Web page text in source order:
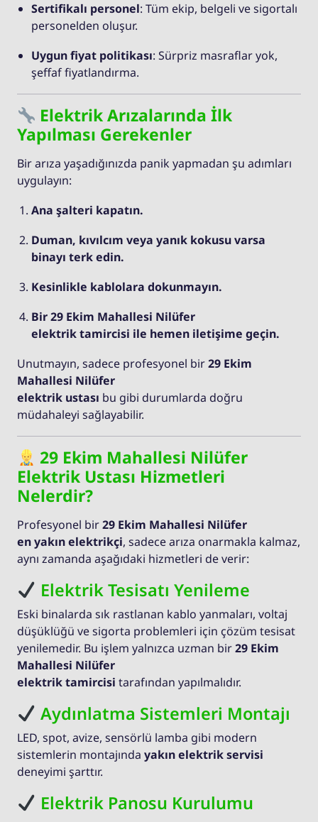
Sertifikalı personel: Tüm ekip, belgeli ve sigortalı
personelden oluşur.
Uygun fiyat politikası: Sürpriz masraflar yok,
şeffaf fiyatlandırma.
Elektrik Arızalarında İlk
Yapılması Gerekenler
Bir arıza yaşadığınızda panik yapmadan şu adımları
uygulayın:
Ana şalteri kapatın.
Duman, kıvılcım veya yanık kokusu varsa
binayı terk edin.
Kesinlikle kablolara dokunmayın.
Bir 29 Ekim Mahallesi Nilüfer
elektrik tamircisi ile hemen iletişime geçin.
Unutmayın, sadece profesyonel bir29 Ekim
Mahallesi Nilüfer
elektrik ustası bu gibi durumlarda doğru
müdahaleyi sağlayabilir.
29 Ekim Mahallesi Nilüfer
Elektrik Ustası Hizmetleri
Nelerdir?
Profesyonel bir29 Ekim Mahallesi Nilüfer
en yakın elektrikçi, sadece arıza onarmakla kalmaz,
aynı zamanda aşağıdaki hizmetleri de verir:
Elektrik Tesisatı Yenileme
Eski binalarda sık rastlanan kablo yanmaları, voltaj
düşüklüğü ve sigorta problemleri için çözüm tesisat
yenilemedir. Bu işlem yalnızca uzman bir29 Ekim
Mahallesi Nilüfer
elektrik tamircisi tarafından yapılmalıdır.
Aydınlatma Sistemleri Montajı
LED, spot, avize, sensörlü lamba gibi modern
sistemlerin montajında yakın elektrik servisi
deneyimi şarttır.
Elektrik Panosu Kurulumu